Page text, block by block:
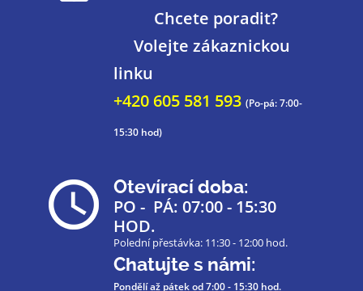
Chcete poradit?
Volejte zákaznickou
linku
+420 605 581 593 (Po-pá: 7:00-
15:30 hod)
Otevírací doba:
PO - PÁ: 07:00 - 15:30
HOD.
Polední přestávka: 11:30 - 12:00 hod.
Chatujte s námi:
Pondělí až pátekod 7:00 - 15:30 hod.